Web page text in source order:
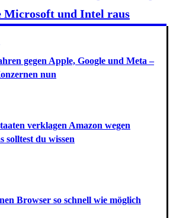
Microsoft und Intel raus
gegen Apple, Google und Meta –
nun
verklagen Amazon wegen
solltest du wissen
Browser so schnell wie möglich